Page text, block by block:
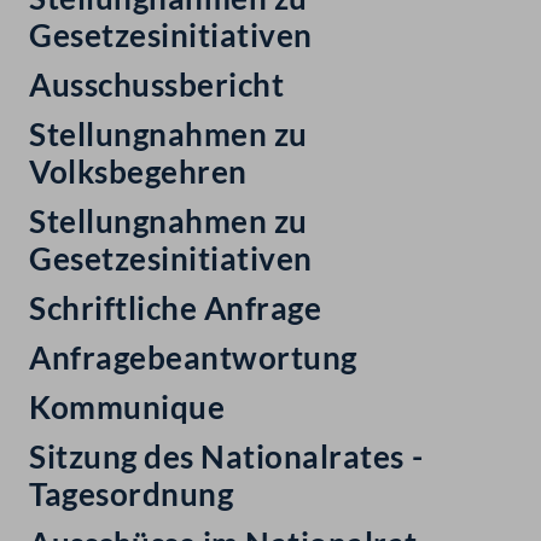
Gesetzesinitiativen
Ausschussbericht
Stellungnahmen zu
Volksbegehren
Stellungnahmen zu
Gesetzesinitiativen
Schriftliche Anfrage
Anfragebeantwortung
Kommunique
Sitzung des Nationalrates -
Tagesordnung